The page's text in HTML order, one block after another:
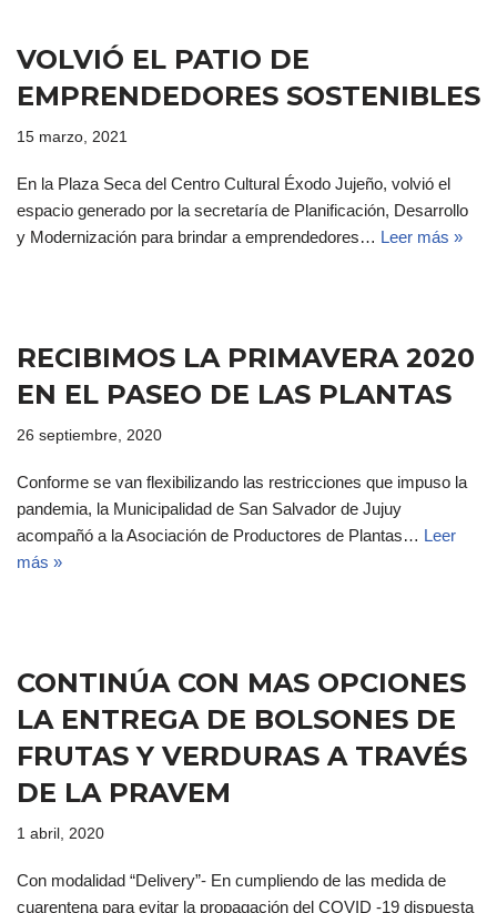
VOLVIÓ EL PATIO DE
EMPRENDEDORES SOSTENIBLES
15 marzo, 2021
En la Plaza Seca del Centro Cultural Éxodo Jujeño, volvió el
espacio generado por la secretaría de Planificación, Desarrollo
y Modernización para brindar a emprendedores… Leer más »
RECIBIMOS LA PRIMAVERA 2020
EN EL PASEO DE LAS PLANTAS
26 septiembre, 2020
Conforme se van flexibilizando las restricciones que impuso la
pandemia, la Municipalidad de San Salvador de Jujuy
acompañó a la Asociación de Productores de Plantas… Leer
más »
CONTINÚA CON MAS OPCIONES
LA ENTREGA DE BOLSONES DE
FRUTAS Y VERDURAS A TRAVÉS
DE LA PRAVEM
1 abril, 2020
Con modalidad “Delivery”- En cumpliendo de las medida de
cuarentena para evitar la propagación del COVID -19 dispuesta